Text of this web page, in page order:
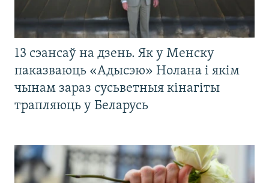
13 сэансаў на дзень. Як у Менску
паказваюць «Адысэю» Нолана і якім
чынам зараз сусьветныя кінагіты
трапляюць у Беларусь